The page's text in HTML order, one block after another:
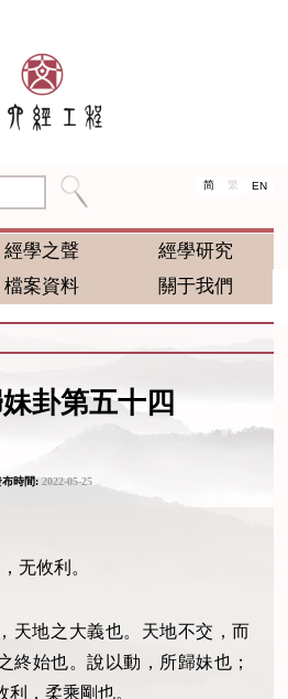
简 繁 EN
經學之聲
經學研究
檔案資料 關于我們
卦第五十四
布時間:2022-05-25
无攸利。
天地之大義也。天地不交，而
終始也。說以動，所歸妹也；
，柔乘剛也。